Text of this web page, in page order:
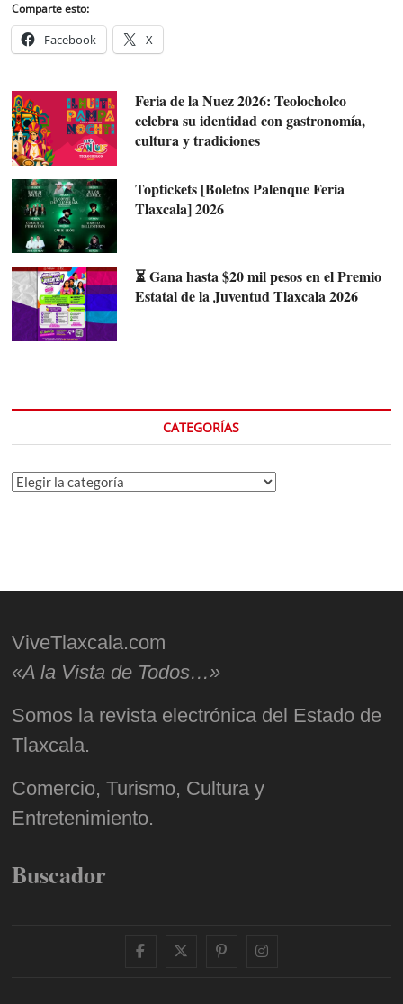
Comparte esto:
Facebook X
Feria de la Nuez 2026: Teolocholco
celebra su identidad con gastronomía,
cultura y tradiciones
Toptickets [Boletos Palenque Feria
Tlaxcala] 2026
⏳ Gana hasta $20 mil pesos en el Premio
Estatal de la Juventud Tlaxcala 2026
CATEGORÍAS
Categorías
ViveTlaxcala.com
«A la Vista de Todos…»
Somos la revista electrónica del Estado de
Tlaxcala.
Comercio, Turismo, Cultura y
Entretenimiento.
Buscador
facebooktwitter
pinterestinstagram